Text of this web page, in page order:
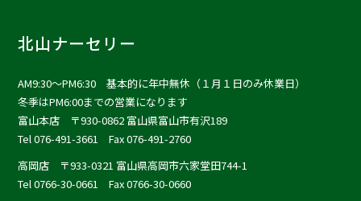
北山ナーセリー
AM9:30〜PM6:30 基本的に年中無休（１月１日のみ休業日）
冬季はPM6:00までの営業になります
富山本店
〒930-0862 富山県富山市有沢189
Tel 076-491-3661 Fax 076-491-2760
高岡店
〒933-0321 富山県高岡市六家堂田744-1
Tel 0766-30-0661 Fax 0766-30-0660